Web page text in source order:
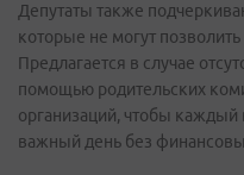
Депутаты также
которые не могут
Предлагается в случае
помощью родительских
организаций, чтобы каждый
важный день без